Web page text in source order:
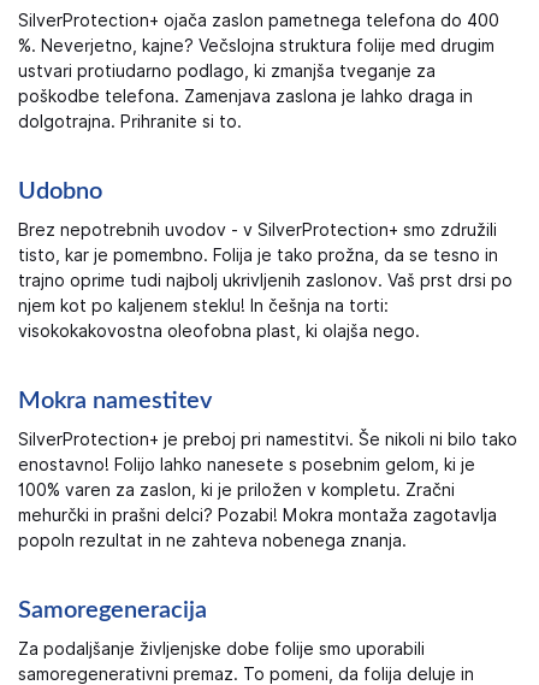
SilverProtection+ ojača zaslon pametnega telefona do 400
%. Neverjetno, kajne? Večslojna struktura folije med drugim
ustvari protiudarno podlago, ki zmanjša tveganje za
poškodbe telefona. Zamenjava zaslona je lahko draga in
dolgotrajna. Prihranite si to.
Udobno
Brez nepotrebnih uvodov - v SilverProtection+ smo združili
tisto, kar je pomembno. Folija je tako prožna, da se tesno in
trajno oprime tudi najbolj ukrivljenih zaslonov. Vaš prst drsi po
njem kot po kaljenem steklu! In češnja na torti:
visokokakovostna oleofobna plast, ki olajša nego.
Mokra namestitev
SilverProtection+ je preboj pri namestitvi. Še nikoli ni bilo tako
enostavno! Folijo lahko nanesete s posebnim gelom, ki je
100% varen za zaslon, ki je priložen v kompletu. Zračni
mehurčki in prašni delci? Pozabi! Mokra montaža zagotavlja
popoln rezultat in ne zahteva nobenega znanja.
Samoregeneracija
Za podaljšanje življenjske dobe folije smo uporabili
samoregenerativni premaz. To pomeni, da folija deluje in